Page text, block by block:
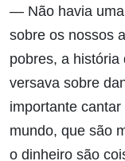
— Não havia
sobre os nossos
pobres, a história
versava sobre
importante
mundo, que são
o dinheiro são